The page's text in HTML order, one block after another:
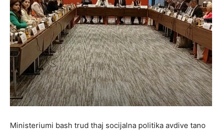
Ministeriumi bash trud thaj socijalna politika avdive tano